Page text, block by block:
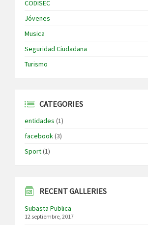
CODISEC
Jóvenes
Musica
Seguridad Ciudadana
Turismo
CATEGORIES
entidades (1)
facebook(3)
Sport(1)
RECENT GALLERIES
Subasta Publica
12 septiembre, 2017